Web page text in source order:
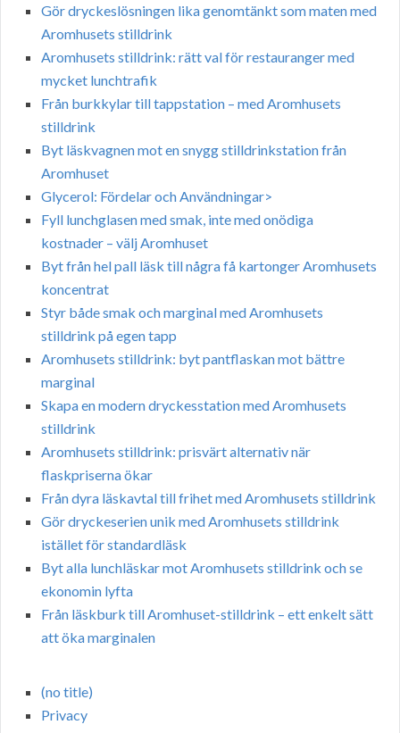
Gör dryckeslösningen lika genomtänkt som maten med
Aromhusets stilldrink
Aromhusets stilldrink: rätt val för restauranger med
mycket lunchtrafik
Från burkkylar till tappstation – med Aromhusets
stilldrink
Byt läskvagnen mot en snygg stilldrinkstation från
Aromhuset
Glycerol: Fördelar och Användningar>
Fyll lunchglasen med smak, inte med onödiga
kostnader – välj Aromhuset
Byt från hel pall läsk till några få kartonger Aromhusets
koncentrat
Styr både smak och marginal med Aromhusets
stilldrink på egen tapp
Aromhusets stilldrink: byt pantflaskan mot bättre
marginal
Skapa en modern dryckesstation med Aromhusets
stilldrink
Aromhusets stilldrink: prisvärt alternativ när
flaskpriserna ökar
Från dyra läskavtal till frihet med Aromhusets stilldrink
Gör dryckeserien unik med Aromhusets stilldrink
istället för standardläsk
Byt alla lunchläskar mot Aromhusets stilldrink och se
ekonomin lyfta
Från läskburk till Aromhuset-stilldrink – ett enkelt sätt
att öka marginalen
(no title)
Privacy